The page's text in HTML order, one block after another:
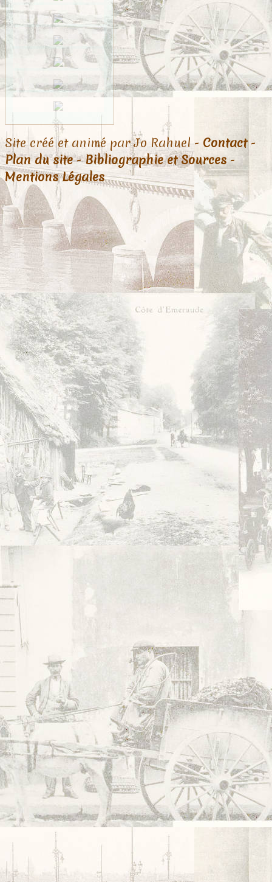
Site créé et animé par Jo Rahuel - Contact-
Plan du site-Bibliographie et Sources-
Mentions Légales